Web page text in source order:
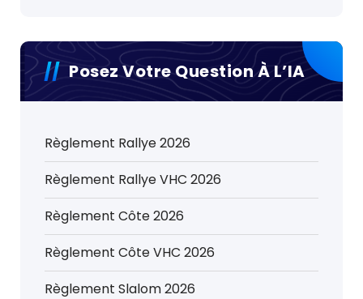
Posez Votre Question À L’IA
Règlement Rallye 2026
Règlement Rallye VHC 2026
Règlement Côte 2026
Règlement Côte VHC 2026
Règlement Slalom 2026